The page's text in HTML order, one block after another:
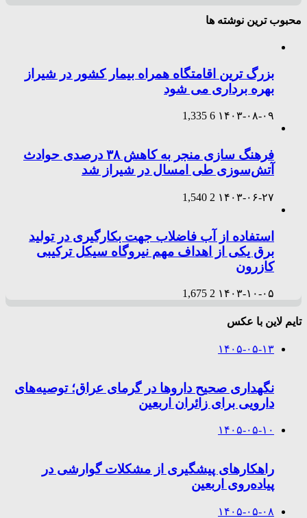
محبوب ترین نوشته ها
بزرگ ترین اقامتگاه همراه بیمار کشور در شیراز
بهره برداری می شود
۱۴۰۳-۰۸-۰۹ 6
1,335
فرهنگ سازی منجر به کاهش ۳۸ درصدی حوادث
آتش‌سوزی طی امسال در شیراز شد
۱۴۰۳-۰۶-۲۷ 2
1,540
استفاده از آب فاضلاب جهت بکارگیری در تولید
برق یکی از اهداف مهم نیروگاه سیکل ترکیبی
کازرون
۱۴۰۳-۱۰-۰۵ 2
1,675
تایم لاین با عکس
۱۴۰۵-۰۵-۱۳
نگهداری صحیح داروها در گرمای عراق؛ توصیه‌های
دارویی برای زائران اربعین
۱۴۰۵-۰۵-۱۰
راهکارهای پیشگیری از مشکلات گوارشی در
پیاده‌روی اربعین
۱۴۰۵-۰۵-۰۸